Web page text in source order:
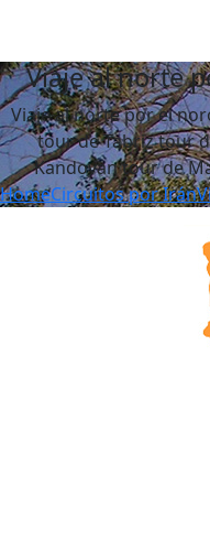
Viaje al norte
Viaje al norte por el
tour de Tabriz tour
Kandovan tour de
HomeCircuitos por Irán